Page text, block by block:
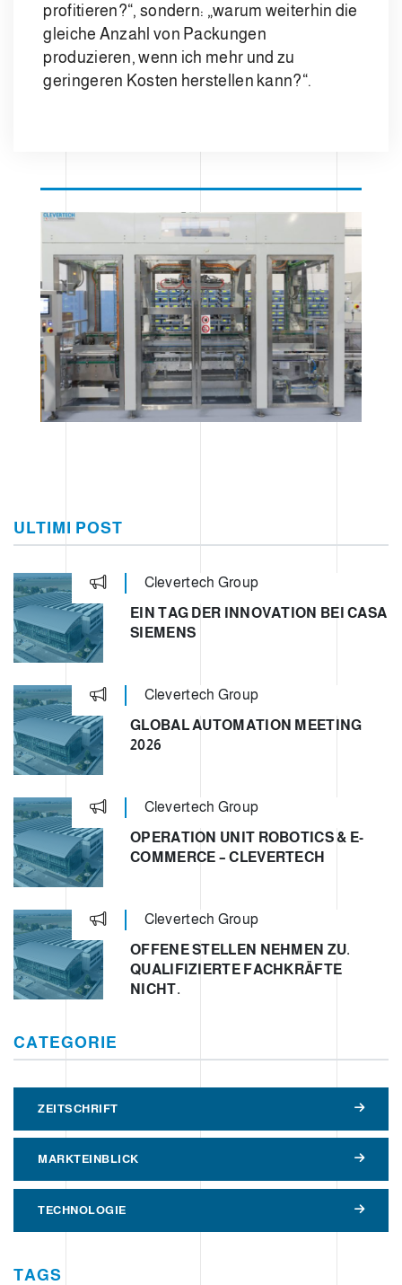
profitieren?“, sondern: „warum weiterhin die
gleiche Anzahl von Packungen
produzieren, wenn ich mehr und zu
geringeren Kosten herstellen kann?“.
ULTIMI POST
Clevertech Group
EIN TAG DER INNOVATION BEI CASA
SIEMENS
Clevertech Group
GLOBAL AUTOMATION MEETING
2026
Clevertech Group
OPERATION UNIT ROBOTICS & E-
COMMERCE – CLEVERTECH
Clevertech Group
OFFENE STELLEN NEHMEN ZU.
QUALIFIZIERTE FACHKRÄFTE
NICHT.
CATEGORIE
ZEITSCHRIFT
MARKTEINBLICK
TECHNOLOGIE
TAGS